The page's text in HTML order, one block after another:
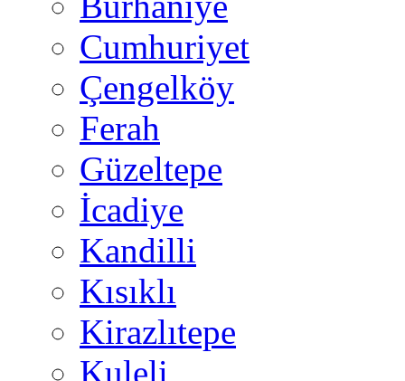
Cumhuriyet
Çengelköy
Ferah
Güzeltepe
İcadiye
Kandilli
Kısıklı
Kirazlıtepe
Kuleli